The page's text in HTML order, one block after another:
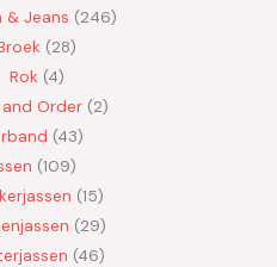
& Jeans 246
28
Rok 4
Order 2
43
109
15
29
46